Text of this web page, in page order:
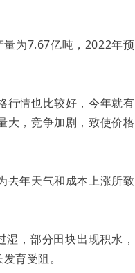
为7.67亿吨，2022年预
行情也比较好，今年就有
大，竞争加剧，致使价格
去年天气和成本上涨所致
，部分田块出现积水，
育受阻。